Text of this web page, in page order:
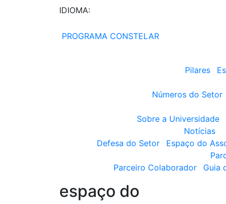
IDIOMA:
PROGRAMA CONSTELAR
Pilares
Números do Setor
Sobre a Universidade
Notícias
Defesa do Setor
Espaço do
Parceiro Colaborador
Guia
espaço do